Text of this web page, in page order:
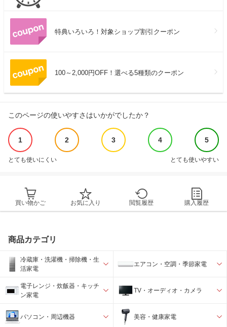
特典いろいろ！対象ショップ割引クーポン
100～2,000円OFF！選べる5種類のクーポン
このページの使いやすさはいかがでしたか？
1 2 3 4 5
とても使いにくい とても使いやすい
買い物かご お気に入り 閲覧履歴 購入履歴
商品カテゴリ
冷蔵庫・洗濯機・掃除機・生
活家電
エアコン・空調・季節家電
電子レンジ・炊飯器・キッチ
ン家電
TV・オーディオ・カメラ
パソコン・周辺機器 美容・健康家電